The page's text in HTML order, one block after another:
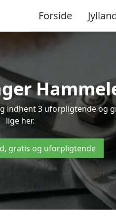
Forside
indhent 3 uforpligtende
lige her.
gratis og uforpligtende